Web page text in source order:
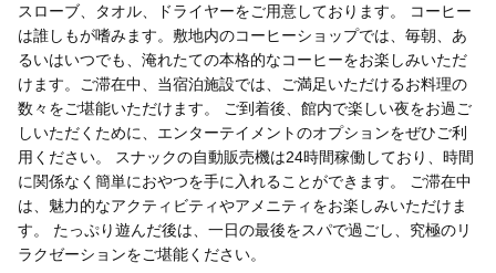
スローブ、タオル、ドライヤーをご用意しております。 コーヒー
は誰しもが嗜みます。敷地内のコーヒーショップでは、毎朝、あ
るいはいつでも、淹れたての本格的なコーヒーをお楽しみいただ
けます。ご滞在中、当宿泊施設では、ご満足いただけるお料理の
数々をご堪能いただけます。 ご到着後、館内で楽しい夜をお過ご
しいただくために、エンターテイメントのオプションをぜひご利
用ください。 スナックの自動販売機は24時間稼働しており、時間
に関係なく簡単におやつを手に入れることができます。 ご滞在中
は、魅力的なアクティビティやアメニティをお楽しみいただけま
す。 たっぷり遊んだ後は、一日の最後をスパで過ごし、究極のリ
ラクゼーションをご堪能ください。